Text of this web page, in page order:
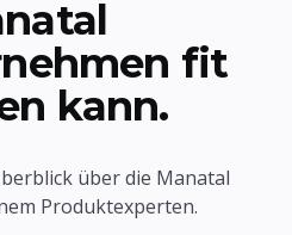
fit
kann.
über die Manatal
Produktexperten.